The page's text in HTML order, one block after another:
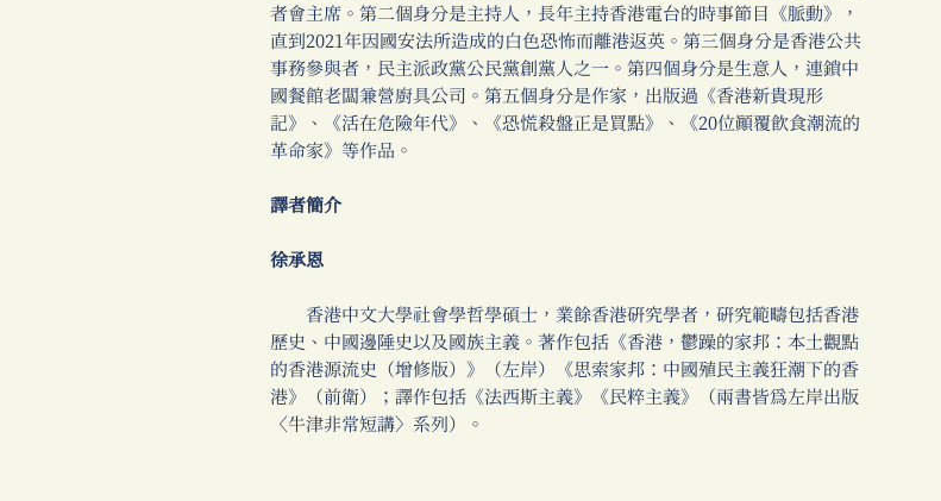
者會主席。第二個身分是主持人，長年主持香港電台的時事節目《脈動》，
直到2021年因國安法所造成的白色恐怖而離港返英。第三個身分是香港公共
事務參與者，民主派政黨公民黨創黨人之一。第四個身分是生意人，連鎖中
國餐館老闆兼營廚具公司。第五個身分是作家，出版過《香港新貴現形
記》、《活在危險年代》、《恐慌殺盤正是買點》、《20位顛覆飲食潮流的
革命家》等作品。
譯者簡介
徐承恩
香港中文大學社會學哲學碩士，業餘香港研究學者，研究範疇包括香港
歷史、中國邊陲史以及國族主義。著作包括《香港，鬱躁的家邦：本土觀點
的香港源流史（增修版）》（左岸）《思索家邦：中國殖民主義狂潮下的香
港》（前衛）；譯作包括《法西斯主義》《民粹主義》（兩書皆為左岸出版
〈牛津非常短講〉系列）。